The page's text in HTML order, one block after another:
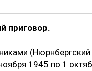
приговор.
(Нюрнбергский
1945 по 1